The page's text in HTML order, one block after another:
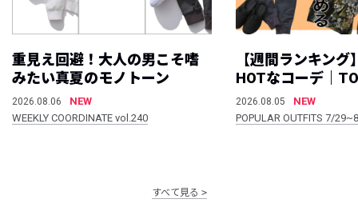
重見え回避！大人の男こそ嗜
みたい真夏のモノトーン
2026.08.06
NEW
WEEKLY COORDINATE vol.240
【週間ランキング
HOTなコーデ｜
2026.08.05
NEW
POPULAR OUTFITS 7/
すべて見る